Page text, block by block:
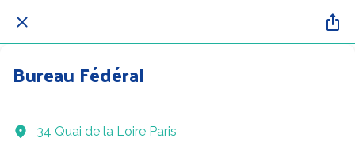
Bureau Fédéral
34 Quai de la Loire Paris